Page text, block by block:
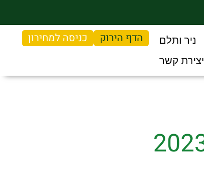
ניר ותלם
יצירת קשר
הדף הירוק כניסה למחירון